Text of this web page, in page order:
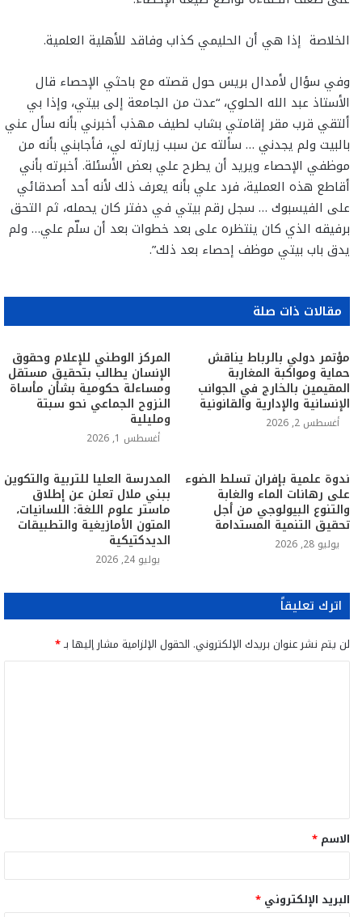
الخلاصة إذا هي أن الحليمي كذاب وفاقد للأهلية العلمية.
وفي سؤال لأمدال بريس حول قصته مع باحثي الإحصاء قال
الأستاذ عبد الله الحلوي، “عدت من الجامعة إلى بيتي، وإذا بي
ألتقي قرب مقر إقامتي بشاب لطيف مهذب أخبرني بأنه سأل عني
بالبيت ولم يجدني … سألته عن سبب زيارته لي، فأجابني بأنه من
موظفي الإحصاء ويريد أن يطرح علي بعض الأسئلة. أخبرته بأني
أقاطع هذه العملية، فرد علي بأنه يعرف ذلك لأنه أحد أصدقائي
على الفيسبوك … سجل رقم بيتي في دفتر كان يحمله، ثم التحق
برفيقه الذي كان ينتظره على بعد خطوات بعد أن سلّم علي… ولم
يدق باب بيتي موظف إحصاء بعد ذلك”.
مقالات ذات صلة
مؤتمر دولي بالرباط يناقش
حماية ومواكبة المغاربة
المقيمين بالخارج في الجوانب
الإنسانية والإدارية والقانونية
أغسطس 2, 2026
المركز الوطني للإعلام وحقوق
الإنسان يطالب بتحقيق مستقل
ومساءلة حكومية بشأن مأساة
النزوح الجماعي نحو سبتة
ومليلية
أغسطس 1, 2026
ندوة علمية بإفران تسلط الضوء
على رهانات الماء والغابة
والتنوع البيولوجي من أجل
تحقيق التنمية المستدامة
يوليو 28, 2026
المدرسة العليا للتربية والتكوين
ببني ملال تعلن عن إطلاق
ماستر علوم اللغة: اللسانيات،
المتون الأمازيغية والتطبيقات
الديدكتيكية
يوليو 24, 2026
اترك تعليقاً
لن يتم نشر عنوان بريدك الإلكتروني. الحقول الإلزامية مشار إليها بـ*
ق
*
الاسم *
البريد الإلكتروني *